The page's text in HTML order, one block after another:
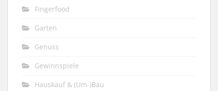
Fingerfood
Garten
Genuss
Gewinnspiele
Hauskauf & (Um-)Bau